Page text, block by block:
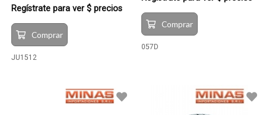
Regístrate para ver $ precios
Comprar
JU1512
Comprar
057D